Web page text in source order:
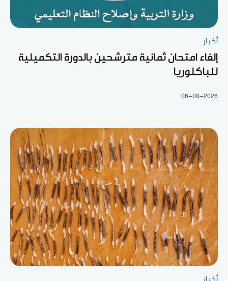
أخبار
إلغاء امتحان ثمانية مترشحين بالدورة التكميلية
للباكلوريا
06-08-2026
أخبار